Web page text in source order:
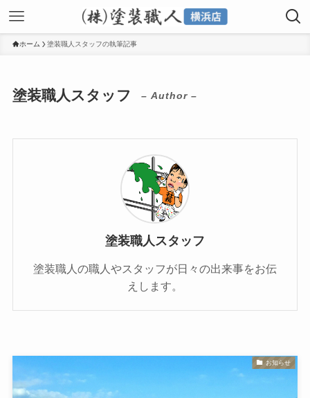
ホーム 塗装職人スタッフの執筆記事
塗装職人スタッフ – Author –
塗装職人スタッフ
塗装職人の職人やスタッフが日々の出来事をお伝
えします。
お知らせ